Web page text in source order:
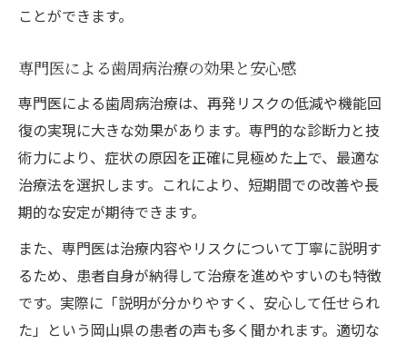
ことができます。
専門医による歯周病治療の効果と安心感
専門医による歯周病治療は、再発リスクの低減や機能回
復の実現に大きな効果があります。専門的な診断力と技
術力により、症状の原因を正確に見極めた上で、最適な
治療法を選択します。これにより、短期間での改善や長
期的な安定が期待できます。
また、専門医は治療内容やリスクについて丁寧に説明す
るため、患者自身が納得して治療を進めやすいのも特徴
です。実際に「説明が分かりやすく、安心して任せられ
た」という岡山県の患者の声も多く聞かれます。適切な